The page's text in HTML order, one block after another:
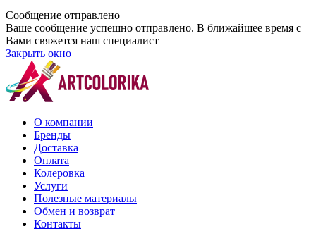
Сообщение отправлено
Ваше сообщение успешно отправлено. В ближайшее время с
Вами свяжется наш специалист
Закрыть окно
О компании
Бренды
Доставка
Оплата
Колеровка
Услуги
Полезные материалы
Обмен и возврат
Контакты